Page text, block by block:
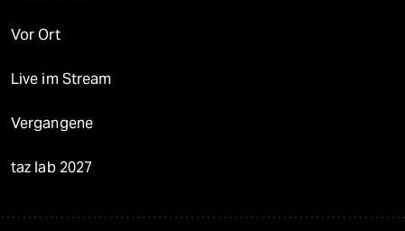
Vor Ort
Live im Stream
Vergangene
taz lab 2027